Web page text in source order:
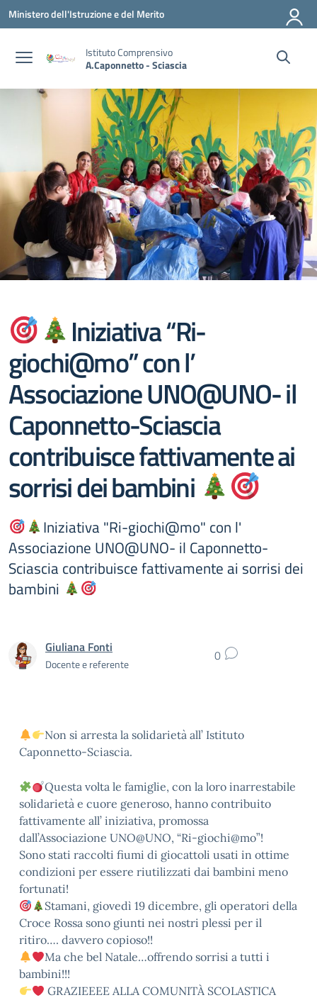
Vai ai contenuti
Vai al menu di navigazione
Vai al footer
Ministero dell'Istruzione e del Merito
Istituto Comprensivo
A.Caponnetto - Sciascia
Iniziativa “Ri-
giochi@mo” con l’
Associazione UNO@UNO- il
Caponnetto-Sciascia
contribuisce fattivamente ai
sorrisi dei bambini
Iniziativa "Ri-giochi@mo" con l'
Associazione UNO@UNO- il Caponnetto-
Sciascia contribuisce fattivamente ai sorrisi dei
bambini
Giuliana Fonti
Docente e referente 0
Non si arresta la solidarietà all’ Istituto
Caponnetto-Sciascia.
Questa volta le famiglie, con la loro inarrestabile
solidarietà e cuore generoso, hanno contribuito
fattivamente all’ iniziativa, promossa
dall’Associazione UNO@UNO, “Ri-giochi@mo”!
Sono stati raccolti fiumi di giocattoli usati in ottime
condizioni per essere riutilizzati dai bambini meno
fortunati!
Stamani, giovedì 19 dicembre, gli operatori della
Croce Rossa sono giunti nei nostri plessi per il
ritiro…. davvero copioso!!
Ma che bel Natale…offrendo sorrisi a tutti i
bambini!!!
GRAZIEEEE ALLA COMUNITÀ SCOLASTICA